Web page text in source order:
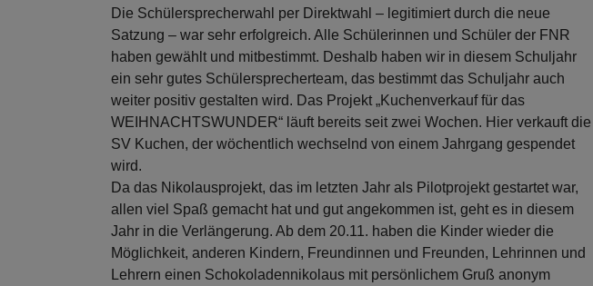
Die Schülersprecherwahl per Direktwahl – legitimiert durch die neue
Satzung – war sehr erfolgreich. Alle Schülerinnen und Schüler der FNR
haben gewählt und mitbestimmt. Deshalb haben wir in diesem Schuljahr
ein sehr gutes Schülersprecherteam, das bestimmt das Schuljahr auch
weiter positiv gestalten wird. Das Projekt „Kuchenverkauf für das
WEIHNACHTSWUNDER“ läuft bereits seit zwei Wochen. Hier verkauft die
SV Kuchen, der wöchentlich wechselnd von einem Jahrgang gespendet
wird.
Da das Nikolausprojekt, das im letzten Jahr als Pilotprojekt gestartet war,
allen viel Spaß gemacht hat und gut angekommen ist, geht es in diesem
Jahr in die Verlängerung. Ab dem 20.11. haben die Kinder wieder die
Möglichkeit, anderen Kindern, Freundinnen und Freunden, Lehrinnen und
Lehrern einen Schokoladennikolaus mit persönlichem Gruß anonym